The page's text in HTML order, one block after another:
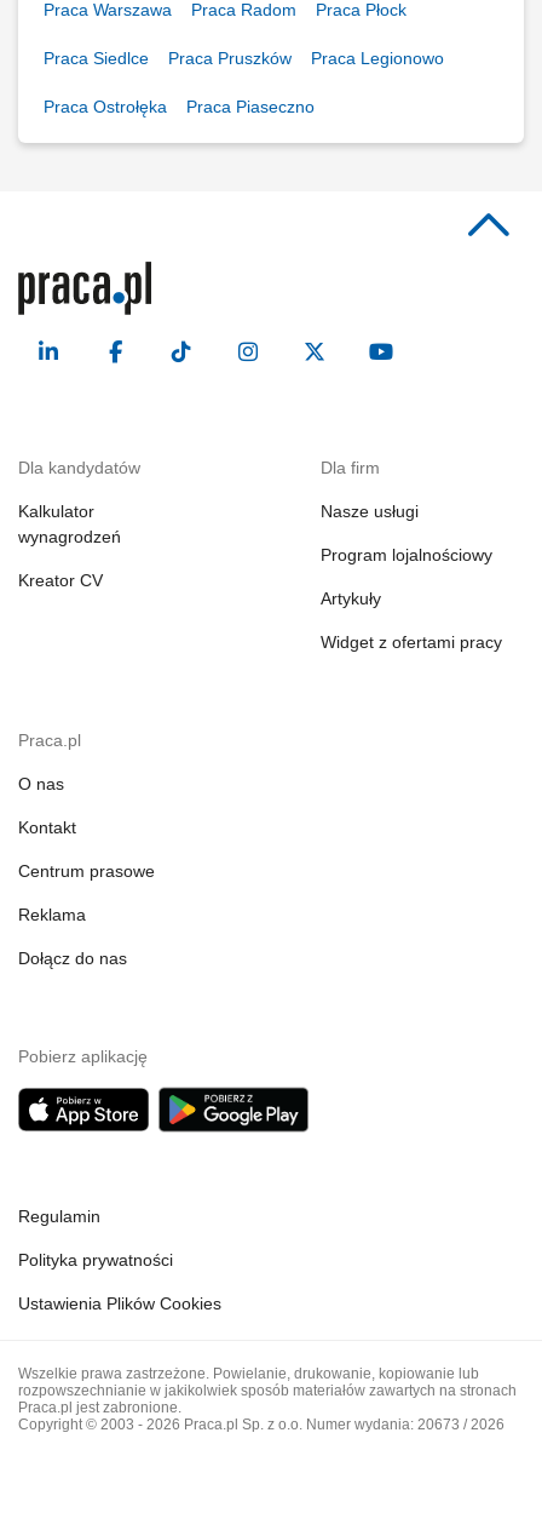
Praca Warszawa Praca Radom Praca Płock
Praca Siedlce Praca Pruszków Praca Legionowo
Praca Ostrołęka Praca Piaseczno
Dla kandydatów
Kalkulator
wynagrodzeń
Kreator CV
Dla firm
Nasze usługi
Program lojalnościowy
Artykuły
Widget z ofertami pracy
Praca.pl
O nas
Kontakt
Centrum prasowe
Reklama
Dołącz do nas
Pobierz aplikację
Regulamin
Polityka prywatności
Ustawienia Plików Cookies
Wszelkie prawa zastrzeżone. Powielanie, drukowanie, kopiowanie lub
rozpowszechnianie w jakikolwiek sposób materiałów zawartych na stronach
Praca.pl jest zabronione.
Copyright © 2003 - 2026 Praca.pl Sp. z o.o. Numer wydania: 20673 / 2026